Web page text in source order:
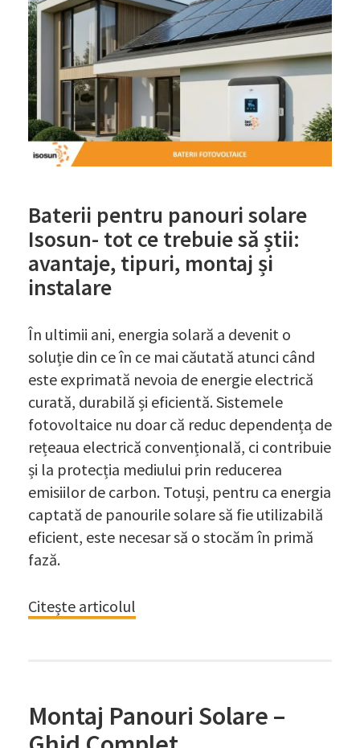
Baterii pentru panouri solare
Isosun- tot ce trebuie să știi:
avantaje, tipuri, montaj și
instalare
În ultimii ani, energia solară a devenit o
soluție din ce în ce mai căutată atunci când
este exprimată nevoia de energie electrică
curată, durabilă și eficientă. Sistemele
fotovoltaice nu doar că reduc dependența de
rețeaua electrică convențională, ci contribuie
și la protecția mediului prin reducerea
emisiilor de carbon. Totuși, pentru ca energia
captată de panourile solare să fie utilizabilă
eficient, este necesar să o stocăm în primă
fază.
Citește articolul
Montaj Panouri Solare –